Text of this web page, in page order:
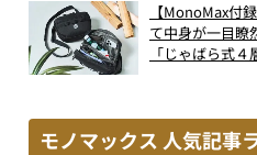
【MonoMax付
て中身が一目瞭
「じゃばら式
モノマックス 人気記事